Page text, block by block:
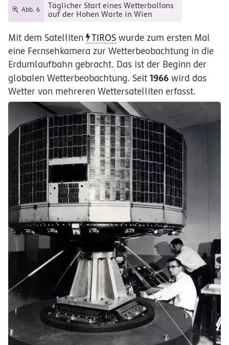
Abb. 6
Täglicher Start eines Wetterballons
auf der Hohen Warte in Wien
Mit dem Satelliten TIROS wurde zum ersten Mal
eine Fernsehkamera zur Wetterbeobachtung in die
Erdumlaufbahn gebracht. Das ist der Beginn der
globalen Wetterbeobachtung. Seit 1966 wird das
Wetter von mehreren Wettersatelliten erfasst.